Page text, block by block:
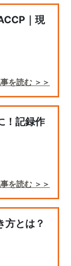
｜現
を読む ＞＞
！記録作
を読む ＞＞
方とは？